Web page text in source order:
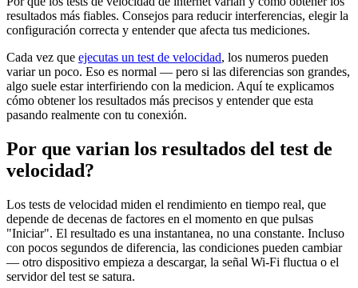
resultados más fiables. Consejos para reducir interferencias, elegir la
configuración correcta y entender que afecta tus mediciones.
Cada vez que ejecutas un test de velocidad, los numeros pueden
variar un poco. Eso es normal — pero si las diferencias son grandes,
algo suele estar interfiriendo con la medicion. Aquí te explicamos
cómo obtener los resultados más precisos y entender que esta
pasando realmente con tu conexión.
Por que varian los resultados del test de
velocidad?
Los tests de velocidad miden el rendimiento en tiempo real, que
depende de decenas de factores en el momento en que pulsas
"Iniciar". El resultado es una instantanea, no una constante. Incluso
con pocos segundos de diferencia, las condiciones pueden cambiar
— otro dispositivo empieza a descargar, la señal Wi-Fi fluctua o el
servidor del test se satura.